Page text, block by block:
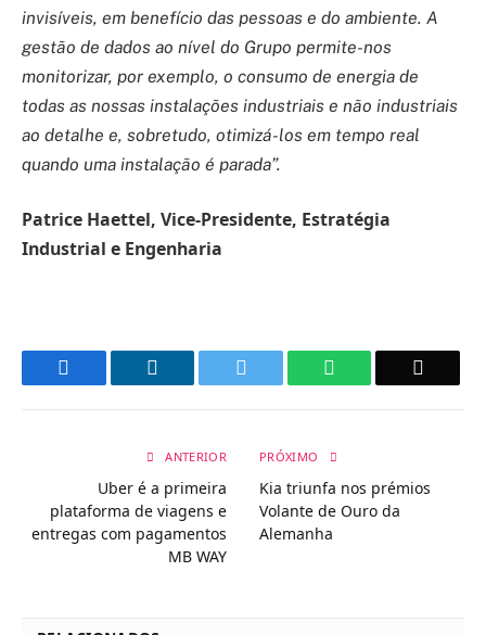
invisíveis, em benefício das pessoas e do ambiente. A
gestão de dados ao nível do Grupo permite-nos
monitorizar, por exemplo, o consumo de energia de
todas as nossas instalações industriais e não industriais
ao detalhe e, sobretudo, otimizá-los em tempo real
quando uma instalação é parada”.
Patrice Haettel, Vice-Presidente, Estratégia
Industrial e Engenharia
WhatsApp
ANTERIOR
Uber é a primeira
plataforma de viagens e
entregas com pagamentos
MB WAY
PRÓXIMO
Kia triunfa nos prémios
Volante de Ouro da
Alemanha